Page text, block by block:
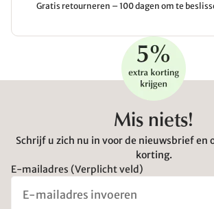
Gratis retourneren – 100 dagen om te
Mis niets!
Schrijf u zich nu in voor de nieuwsbrief en
korting.
E-mailadres (Verplicht veld)